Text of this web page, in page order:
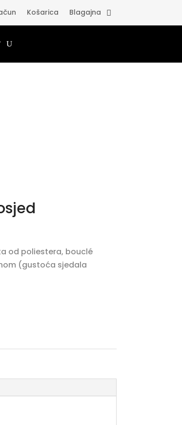
Košarica Blagajna
od poliestera, bouclé
(gustoća sjedala